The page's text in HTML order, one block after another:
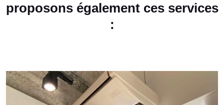
proposons également ces services
: